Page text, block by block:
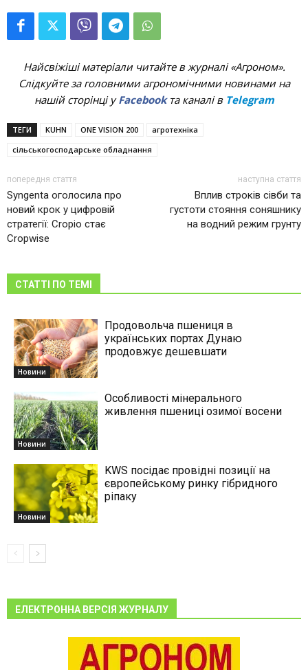
Найсвіжіші матеріали читайте в журналі «Агроном».
Слідкуйте за головними агрономічними новинами на
нашій сторінці уFacebookта каналі в Telegram
ТЕГИ KUHN ONE VISION 200
агротехніка
сільськогосподарське обладнання
попередня стаття
Syngenta оголосила про
новий крок у цифровій
стратегії: Cropio стає
Cropwise
наступна стаття
Вплив строків сівби та
густоти стояння соняшнику
на водний режим грунту
СТАТТІ ПО ТЕМІ
Новини
Продовольча пшениця в
українських портах Дунаю
продовжує дешевшати
Новини
Особливості мінерального
живлення пшениці озимої восени
Новини
KWS посідає провідні позиції на
європейському ринку гібридного
ріпаку
ЕЛЕКТРОННА ВЕРСІЯ ЖУРНАЛУ